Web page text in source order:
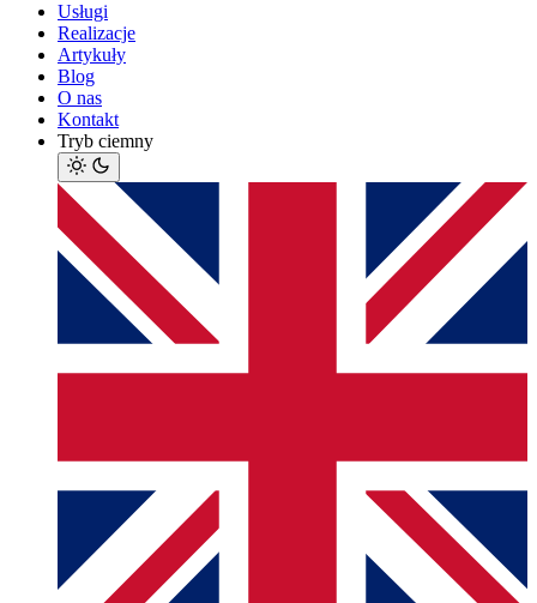
Usługi
Realizacje
Artykuły
Blog
O nas
Kontakt
Tryb ciemny